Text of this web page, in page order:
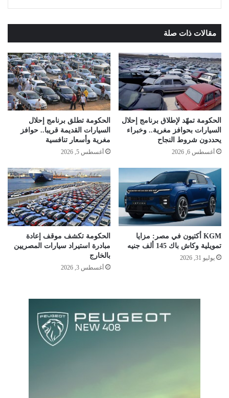
مقالات ذات صلة
الحكومة تمهّد لإطلاق برنامج إحلال
السيارات بحوافز مغرية.. وخبراء
يحددون شروط النجاح
أغسطس 6, 2026
الحكومة تطلق برنامج إحلال
السيارات القديمة قريبا.. حوافز
مغرية وأسعار تنافسية
أغسطس 5, 2026
KGM أكتيون في مصر: مزايا
تمويلية وكاش باك 145 ألف جنيه
يوليو 31, 2026
الحكومة تكشف موقف إعادة
مبادرة استيراد سيارات المصريين
بالخارج
أغسطس 3, 2026